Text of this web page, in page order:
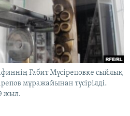
Ғабит Мүсіреповке сыйлық
мұражайынан түсірілді.
жыл.